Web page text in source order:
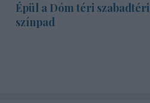
Épül a Dóm téri szabadtéri
színpad